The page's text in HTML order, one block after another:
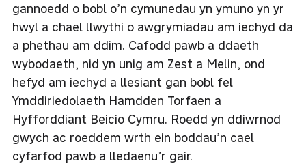
gannoedd o bobl o’n cymunedau yn ymuno yn yr
hwyl a chael llwythi o awgrymiadau am iechyd da
a phethau am ddim. Cafodd pawb a ddaeth
wybodaeth, nid yn unig am Zest a Melin, ond
hefyd am iechyd a llesiant gan bobl fel
Ymddiriedolaeth Hamdden Torfaen a
Hyfforddiant Beicio Cymru. Roedd yn ddiwrnod
gwych ac roeddem wrth ein boddau’n cael
cyfarfod pawb a lledaenu’r gair.